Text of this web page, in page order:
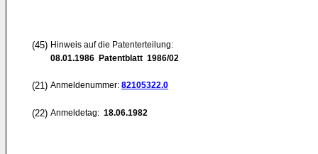
(45) Hinweis auf die Patenterteilung:
08.01.1986 Patentblatt 1986/02
(21) Anmeldenummer: 82105322.0
(22) Anmeldetag: 18.06.1982